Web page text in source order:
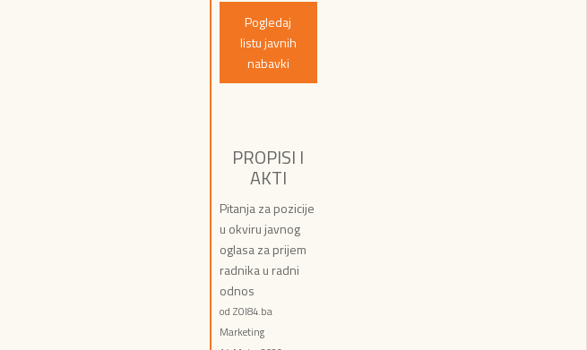
Pogledaj
listu javnih
nabavki
PROPISI I
AKTI
Pitanja za pozicije
u okviru javnog
oglasa za prijem
radnika u radni
odnos
od ZOI84.ba
Marketing